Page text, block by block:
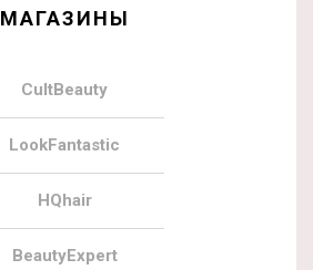
МАГАЗИНЫ
CultBeauty
LookFantastic
HQhair
BeautyExpert